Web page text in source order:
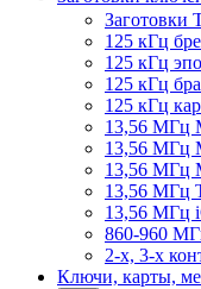
Заготовки
125 кГц
125 кГц
125 кГц
125 кГц
13,56 МГц
13,56 МГц
13,56 МГц
13,56 МГц
13,56 МГц
860-960
2-х, 3-х
Ключи, карты,